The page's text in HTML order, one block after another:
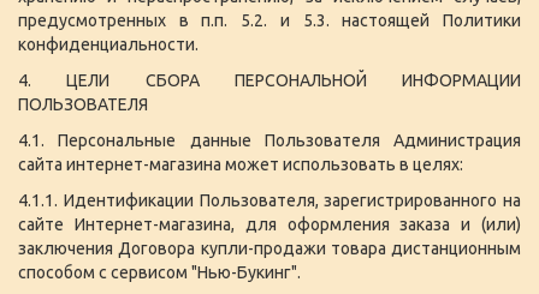
предусмотренных в п.п. 5.2. и 5.3. настоящей Политики
конфиденциальности.
4. ЦЕЛИ СБОРА ПЕРСОНАЛЬНОЙ ИНФОРМАЦИИ
ПОЛЬЗОВАТЕЛЯ
4.1. Персональные данные Пользователя Администрация
сайта интернет-магазина может использовать в целях:
4.1.1. Идентификации Пользователя, зарегистрированного на
сайте Интернет-магазина, для оформления заказа и (или)
заключения Договора купли-продажи товара дистанционным
способом с сервисом "Нью-Букинг".